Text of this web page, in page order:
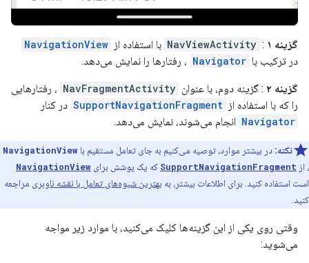
گزینه ۱ :
NavViewActivity با استفاده از NavigationView
در ترکیب با Navigator ، رفتارها را نمایش می‌دهد.
گزینه ۲ : گزینه دوم، با عنوان NavFragmentActivity ، رفتارهایی
را که با استفاده از SupportNavigationFragment در کنار
Navigator انجام می‌شوند، نمایش می‌دهد.
نکته: در بیشتر موارد، توصیه می‌کنیم به جای تعامل مستقیم با NavigationView
، از SupportNavigationFragment که یک پوشش برای NavigationView
است استفاده کنید. برای اطلاعات بیشتر، به بهترین شیوه‌های تعامل با نقشه ناوبری مراجعه
کنید.
وقتی روی یکی از این گزینه‌ها کلیک می‌کنید، با موارد زیر مواجه
می‌شوید: